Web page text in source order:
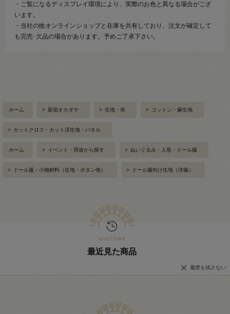
・ご覧になるディスプレイ環境により、実際のお色と異なる場合がござ
います。
・当社の他オンラインショップと在庫を共有しており、注文が確定して
も完売･欠品の場合があります。予めご了承下さい。
ホーム > 新宿オカダヤ > 生地・布 > コットン・麻生地
> カットクロス・カット済生地・パネル
ホーム > イベント・用途から探す > ぬいぐるみ・人形・ドール服
> ドール服・小物材料（生地・ボタン他） > ドール服向け生地（洋服）
最近見た商品
履歴を残さない